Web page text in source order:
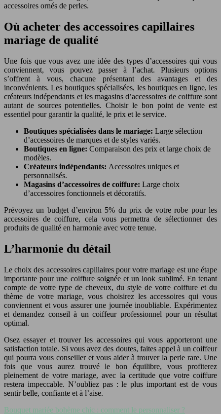
accessoires ornés de perles.
Où acheter des accessoires capillaires
mariage de qualité
Une fois que vous avez une idée des types d’accessoires qui vous
conviennent, vous pouvez passer à l’achat. Plusieurs options
s’offrent à vous, chacune présentant des avantages et des
inconvénients. Les boutiques spécialisées, les boutiques en ligne, les
créateurs indépendants et les magasins d’accessoires de coiffure sont
autant de sources potentielles. Choisir le bon point de vente est
essentiel pour garantir la qualité, le prix et le service.
Boutiques spécialisées dans le mariage: Large sélection
d’accessoires de marques et de styles variés.
Boutiques en ligne: Comparaison des prix et large choix de
modèles.
Créateurs indépendants: Accessoires uniques et
personnalisés.
Magasins d’accessoires de coiffure: Large choix
d’accessoires fonctionnels et décoratifs.
Prévoyez un budget d’environ 5% du prix de votre robe pour les
accessoires de coiffure, cela vous permettra de sélectionner des
produits de qualité en harmonie avec votre tenue.
L’harmonie du détail
Le choix des accessoires capillaires pour votre mariage est une étape
importante pour une coiffure soignée et un look sublimé. En tenant
compte de votre type de cheveux, du style de votre coiffure et du
thème de votre mariage, vous choisirez les accessoires qui vous
conviennent et vous assurer une journée inoubliable. Expérimentez
et demandez conseil à un coiffeur professionnel pour un résultat
optimal.
Osez essayer et trouver les accessoires qui vous apporteront une
satisfaction totale. Si vous avez des doutes, faites appel à un coiffeur
qui pourra vous conseiller et vous aider à trouver la perle rare. Une
fois que vous aurez trouvé le bon équilibre, vous profiterez
pleinement de votre mariage, avec la certitude que votre coiffure
restera impeccable. N’oubliez pas : le plus important est de vous
sentir belle, confiante et à l’aise.
Bouquet mariée bohème chic : comment le personnaliser ?